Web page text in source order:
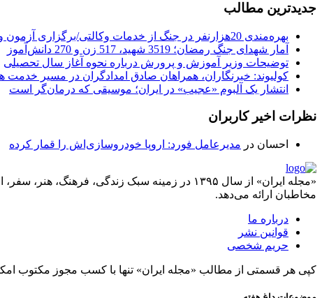
جدیدترین مطالب
بهره‌مندی 20هزارنفر در جنگ از خدمات وکالتی/برگزاری آزمون وکالت در آبان
آمار شهدای جنگ رمضان؛ 3519 شهید، 517 زن و 270 دانش‌آموز
توضیحات وزیر آموزش و پرورش درباره نحوه آغاز سال تحصیلی
کولیوند: خبرنگاران، همراهان صادق امدادگران در مسیر خدمت
انتشار یک آلبوم «عجیب» در ایران؛ موسیقی که درمان‌گر است
نظرات اخیر کاربران
احسان در مدیرعامل فورد: اروپا خودروسازی‌اش را قمار کرده
«مجله ایران» از سال ۱۳۹۵ در زمینه سبک زندگی،
مخاطبان ارائه می‌دهد.
درباره ما
قوانین نشر
حریم شخصی
کپی هر قسمتی از مطالب «مجله ایران» تنها با کسب مجوز مکتوب